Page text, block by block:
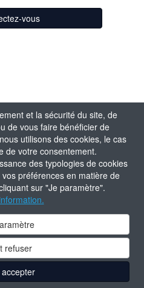
et la sécurité du site, de
de vous faire bénéficier de
utilisons des cookies, le cas
de votre consentement.
des typologies de cookies
préférences en matière de
sur "Je paramètre".
refuser
vous